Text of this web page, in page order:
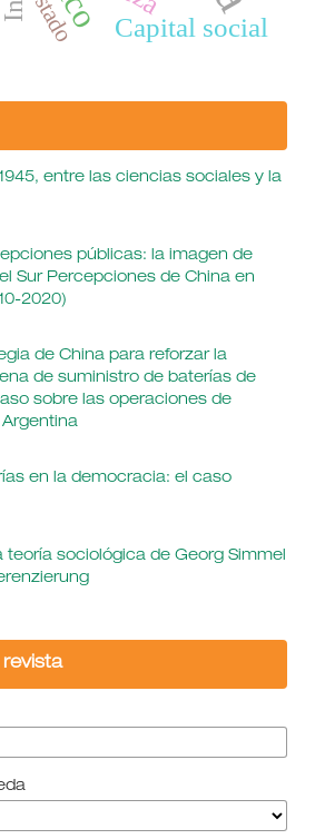
Capital social
entre las ciencias sociales y la
públicas: la imagen de
Sur Percepciones de China en
2020)
de China para reforzar la
de suministro de baterías de
sobre las operaciones de
en la democracia: el caso
teoría sociológica de Georg Simmel